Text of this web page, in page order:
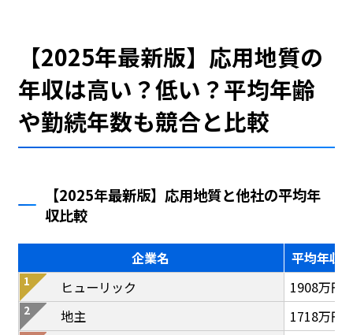
【2025年最新版】応用地質の
年収は高い？低い？平均年齢
や勤続年数も競合と比較
【2025年最新版】応用地質と他社の平均年
収比較
企業名
平均年収
ヒューリック
1908万円
地主
1718万円